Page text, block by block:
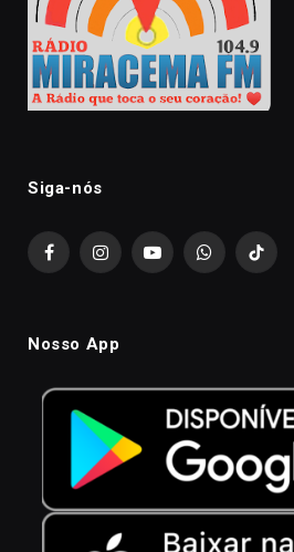
Siga-nós
FacebookInstagramYouTubeWhatsAppTikTok
Nosso App